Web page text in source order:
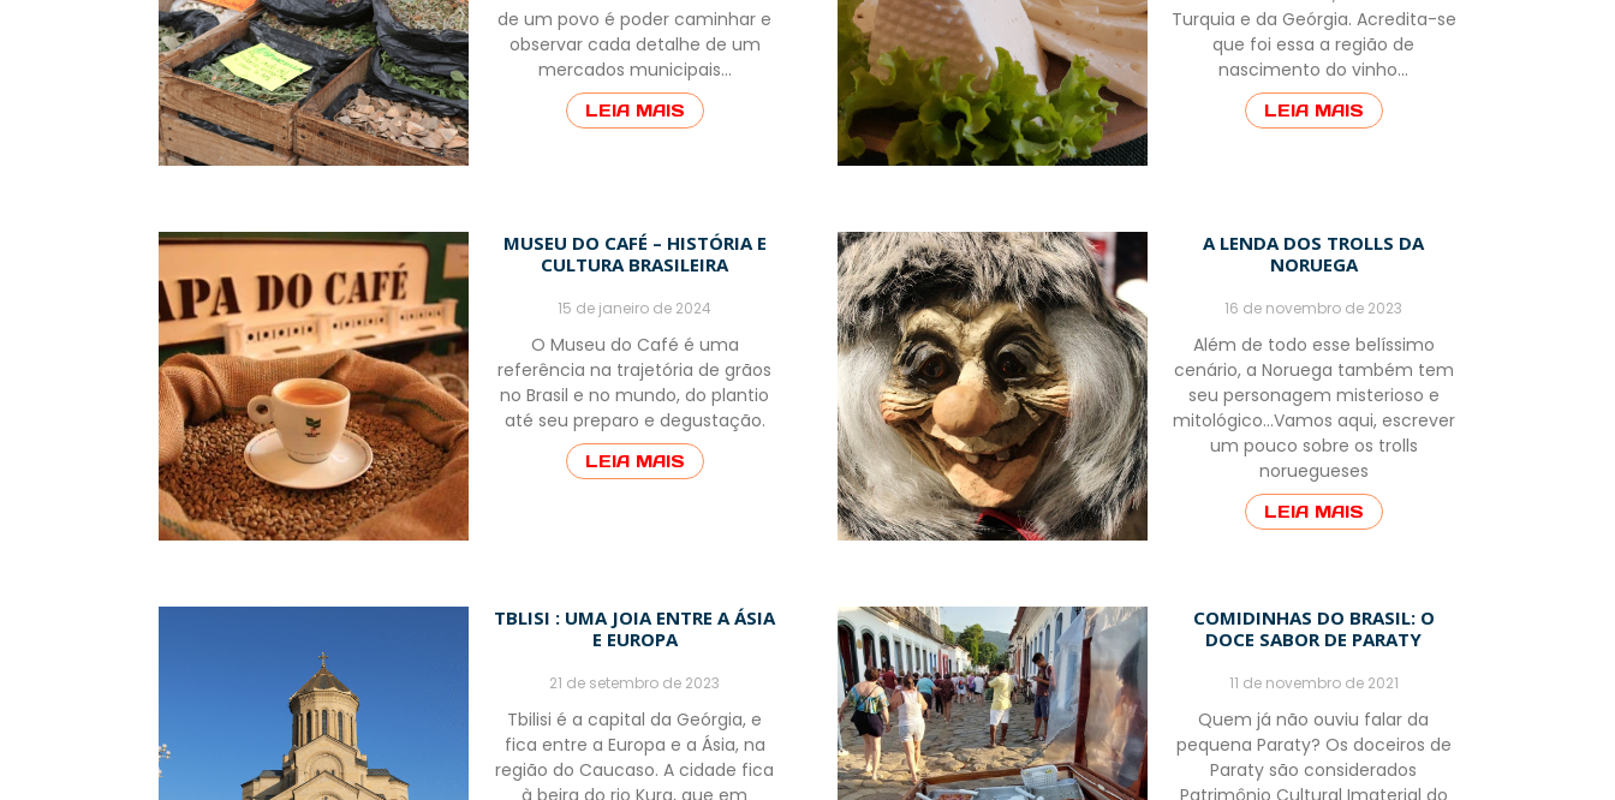
de um povo é poder caminhar e
observar cada detalhe de um
mercados municipais…
LEIA MAIS
Turquia e da Geórgia. Acredita-se
que foi essa a região de
nascimento do vinho…
LEIA MAIS
MUSEU DO CAFÉ – HISTÓRIA E
CULTURA BRASILEIRA
15 de janeiro de 2024
O Museu do Café é uma
referência na trajetória de grãos
no Brasil e no mundo, do plantio
até seu preparo e degustação.
LEIA MAIS
A LENDA DOS TROLLS DA
NORUEGA
16 de novembro de 2023
Além de todo esse belíssimo
cenário, a Noruega também tem
seu personagem misterioso e
mitológico…Vamos aqui, escrever
um pouco sobre os trolls
noruegueses
LEIA MAIS
TBLISI : UMA JOIA ENTRE A ÁSIA
E EUROPA
21 de setembro de 2023
Tbilisi é a capital da Geórgia, e
fica entre a Europa e a Ásia, na
região do Caucaso. A cidade fica
COMIDINHAS DO BRASIL: O
DOCE SABOR DE PARATY
11 de novembro de 2021
Quem já não ouviu falar da
pequena Paraty? Os doceiros de
Paraty são considerados